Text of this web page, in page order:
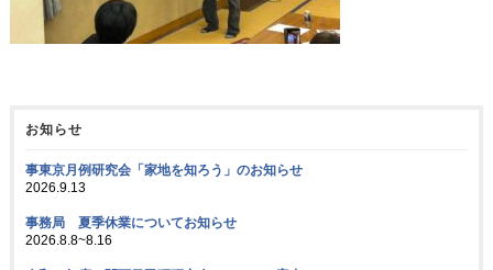
お知らせ
事東京月例研究会「家地を知ろう」のお知らせ
2026.9.13
事務局 夏季休業についてお知らせ
2026.8.8~8.16